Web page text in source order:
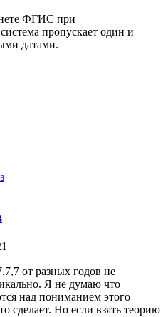
ФГИС при
пропускает один и
датами.
от разных годов не
Я не думаю что
над пониманием этого
сделает. Но если взять теорию